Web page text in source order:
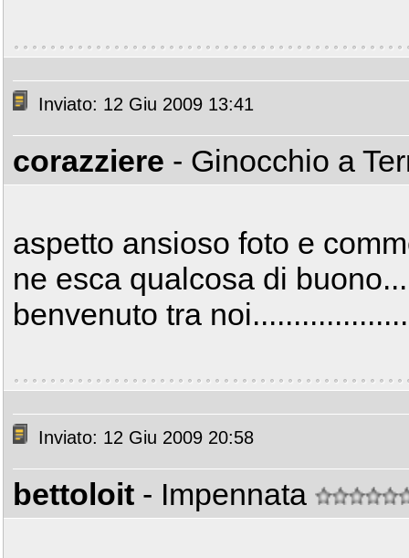
Inviato: 12 Giu 2009 13:41
corazziere - Ginocchio a
aspetto ansioso foto e
ne esca qualcosa di
benvenuto tra
Inviato: 12 Giu 2009 20:58
bettoloit - Impennata